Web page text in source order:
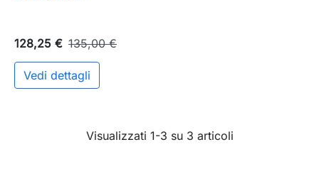
128,25 € 135,00 €
Vedi dettagli
Visualizzati 1-3 su 3 articoli